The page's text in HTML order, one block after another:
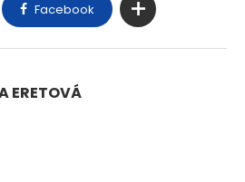
Facebook
ERETOVÁ